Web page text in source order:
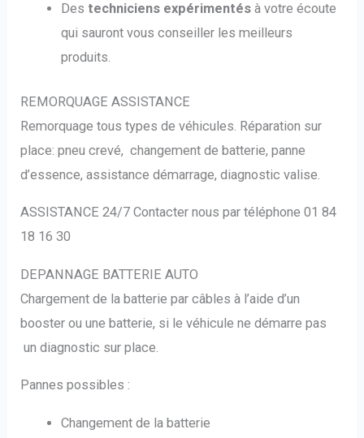
Des techniciens expérimentésà votre écoute
qui sauront vous conseiller les meilleurs
produits.
REMORQUAGE ASSISTANCE
Remorquage tous types de véhicules. Réparation sur
place: pneu crevé, changement de batterie, panne
d’essence, assistance démarrage, diagnostic valise.
ASSISTANCE 24/7 Contacter nous par téléphone 01 84
18 16 30
DEPANNAGE BATTERIE AUTO
Chargement de la batterie par câbles à l’aide d’un
booster ou une batterie, si le véhicule ne démarre pas
un diagnostic sur place.
Pannes possibles :
Changement de la batterie